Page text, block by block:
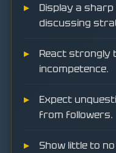
Display a
discussing
React strongly
incompetence.
Expect
from followers.
Show little to